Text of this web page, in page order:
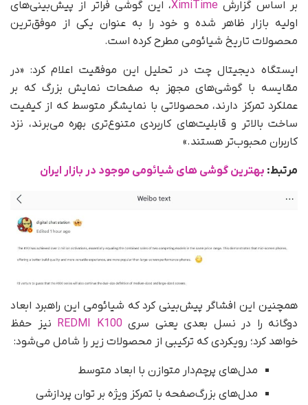
بر اساس گزارش XimiTime، این گوشی فراتر از پیش‌بینی‌های
اولیه بازار ظاهر شده و خود را به عنوان یکی از موفق‌ترین
محصولات تاریخ شیائومی مطرح کرده است.
ایستگاه دیجیتال چت در تحلیل این موفقیت اعلام کرد: «در
مقایسه با گوشی‌های مجهز به صفحات نمایش بزرگ که بر
عملکرد تمرکز دارند، محصولاتی با نمایشگر متوسط که از کیفیت
ساخت بالاتر و قابلیت‌های کاربردی متنوع‌تری بهره می‌برند، نزد
کاربران محبوب‌تر هستند.»
مرتبط: بهترین گوشی های شیائومی موجود در بازار ایران
همچنین این افشاگر پیش‌بینی کرد که شیائومی این راهبرد ابعاد
دوگانه را در نسل بعدی یعنی سریREDMI K100 نیز حفظ
خواهد کرد؛ رویکردی که ترکیبی از محصولات زیر را شامل می‌شود:
مدل‌های پرچم‌دار متوازن با ابعاد متوسط
مدل‌های بزرگ‌صفحه با تمرکز ویژه بر توان پردازشی